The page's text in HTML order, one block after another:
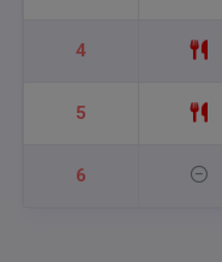
4
5
6